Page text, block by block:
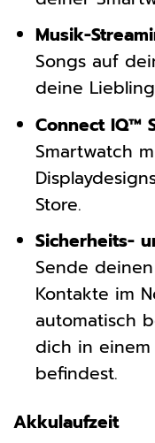
Musik-
Songs auf
deine
Connect IQ™
Smartwatch
Store.
Sicherheits-
Sende
Kontakte im
automatisch
dich in
befindest.
Akkulaufzeit